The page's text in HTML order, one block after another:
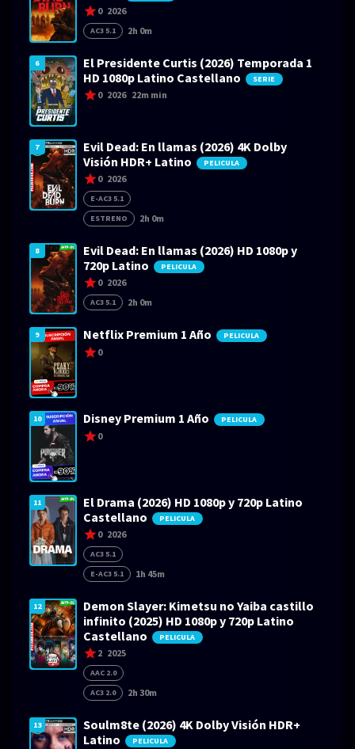
0 2026
AC3 5.1 2h 0m
6
El Presidente Curtis (2026) Temporada 1
HD 1080p Latino Castellano
SERIE
0 2026 22m min
7
Evil Dead: En llamas (2026) 4K Dolby
Visión HDR+ Latino
PELICULA
0 2026
E-AC3 5.1
ESTRENO
2h 0m
8
Evil Dead: En llamas (2026) HD 1080p y
720p Latino
PELICULA
0 2026
AC3 5.1 2h 0m
9 Netflix Premium 1 Año PELICULA
0
10 Disney Premium 1 Año PELICULA
0
11
El Drama (2026) HD 1080p y 720p Latino
Castellano
PELICULA
0 2026
AC3 5.1
E-AC3 5.1
1h 45m
12
Demon Slayer: Kimetsu no Yaiba castillo
infinito (2025) HD 1080p y 720p Latino
Castellano
PELICULA
2 2025
AAC 2.0
AC3 2.0
2h 30m
13
Soulm8te (2026) 4K Dolby Visión HDR+
Latino
PELICULA